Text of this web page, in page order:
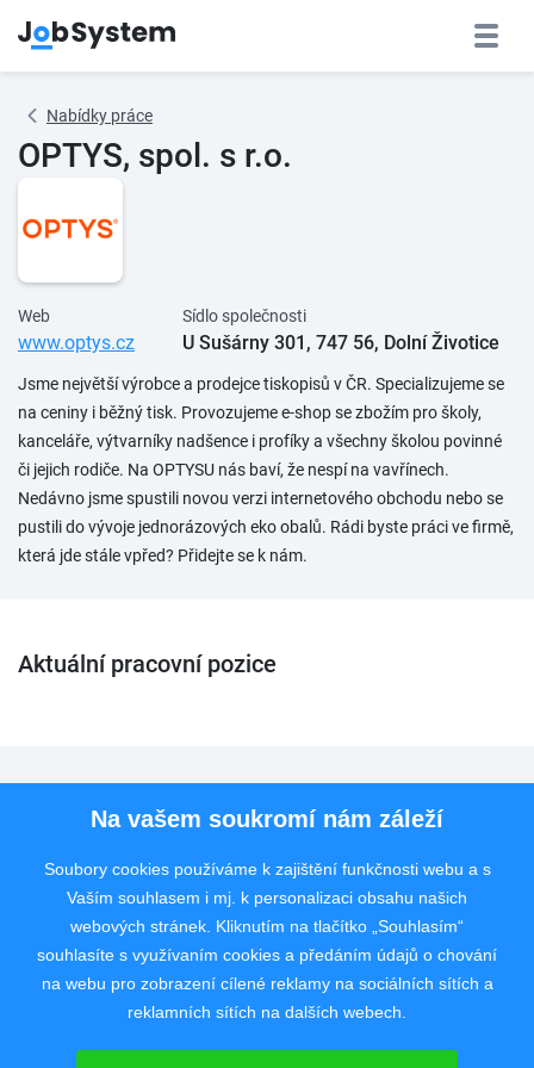
Nabídky práce
OPTYS, spol. s r.o.
Web
www.optys.cz
Sídlo společnosti
U Sušárny 301, 747 56, Dolní Životice
Jsme největší výrobce a prodejce tiskopisů v ČR. Specializujeme se
na ceniny i běžný tisk. Provozujeme e-shop se zbožím pro školy,
kanceláře, výtvarníky nadšence i profíky a všechny školou povinné
či jejich rodiče. Na OPTYSU nás baví, že nespí na vavřínech.
Nedávno jsme spustili novou verzi internetového obchodu nebo se
pustili do vývoje jednorázových eko obalů. Rádi byste práci ve firmě,
která jde stále vpřed? Přidejte se k nám.
Aktuální pracovní pozice
Pro uchazeče
Rychlý kontakt
Na vašem soukromí nám záleží
Soubory cookies používáme k zajištění funkčnosti webu a s
Vaším souhlasem i mj. k personalizaci obsahu našich
webových stránek. Kliknutím na tlačítko „Souhlasím“
souhlasíte s využívaním cookies a předáním údajů o chování
na webu pro zobrazení cílené reklamy na sociálních sítích a
reklamních sítích na dalších webech.